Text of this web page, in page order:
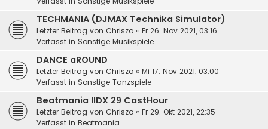
TECHMANIA (DJMAX Technika Simulator)
Letzter Beitrag von Chriszo « Fr 26. Nov 2021, 03:16
Verfasst in Sonstige Musikspiele
DANCE aROUND
Letzter Beitrag von Chriszo « Mi 17. Nov 2021, 03:00
Verfasst in Sonstige Tanzspiele
Beatmania IIDX 29 CastHour
Letzter Beitrag von Chriszo « Fr 29. Okt 2021, 22:35
Verfasst in Beatmania